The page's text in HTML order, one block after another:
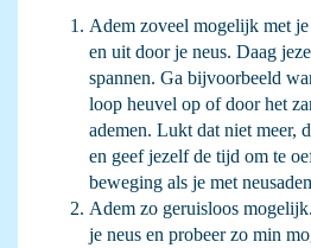
Adem zoveel mogelijk met
en uit door je neus. Daag
spannen. Ga bijvoorbeeld
loop heuvel op of door het
ademen. Lukt dat niet meer,
en geef jezelf de tijd om te
beweging als je met
Adem zo geruisloos
je neus en probeer zo min